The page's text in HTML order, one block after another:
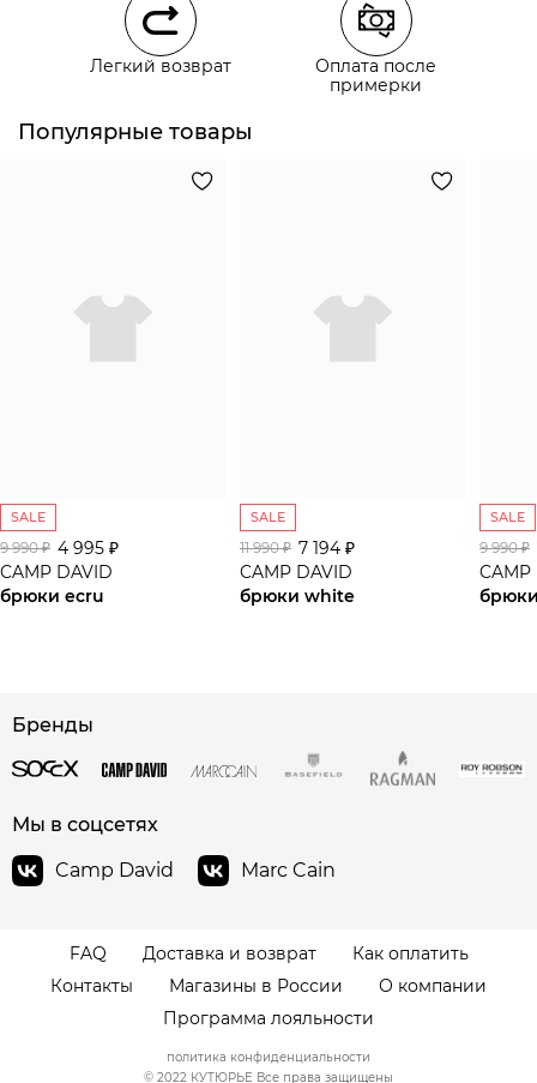
Курьерская доставка СДЭК
Самовывоз из пункта выдачи СДЭК
Легкий возврат
Оплата после
примерки
Популярные товары
SALE
9 990 ₽ 4 995 ₽
CAMP DAVID
брюки ecru
SALE
11 990 ₽ 7 194 ₽
CAMP DAVID
брюки white
SALE
9 990 ₽
CAMP
Бренды
Мы в соцсетях
Camp David
Marc Cain
FAQ Доставка и возврат
Как оплатить
Контакты
Магазины в России
О компании
Программа лояльности
© 2022 КУТЮРЬЕ Все права защищены
политика конфиденциальности